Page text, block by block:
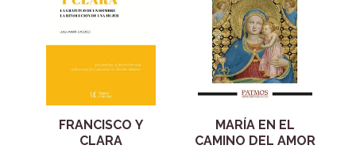
FRANCISCO Y
CLARA
MARÍA EN EL
CAMINO DEL AMOR